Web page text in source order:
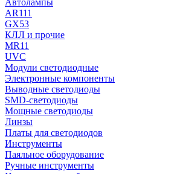
Автолампы
AR111
GX53
КЛЛ и прочие
MR11
UVC
Модули светодиодные
Электронные компоненты
Выводные светодиоды
SMD-светодиоды
Мощные светодиоды
Линзы
Платы для светодиодов
Инструменты
Паяльное оборудование
Ручные инструменты